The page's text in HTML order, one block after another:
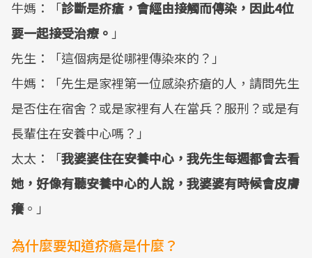
牛媽：「診斷是疥瘡，會經由接觸而傳染，因此4位
要一起接受治療。 」
先生：「這個病是從哪裡傳染來的？」
牛媽：「先生是家裡第一位感染疥瘡的人，請問先生
是否住在宿舍？或是家裡有人在當兵？服刑？或是有
長輩住在安養中心嗎？」
太太：「我婆婆住在安養中心，我先生每週都會去看
她，好像有聽安養中心的人說，我婆婆有時候會皮膚
癢。」
為什麼要知道疥瘡是什麼？